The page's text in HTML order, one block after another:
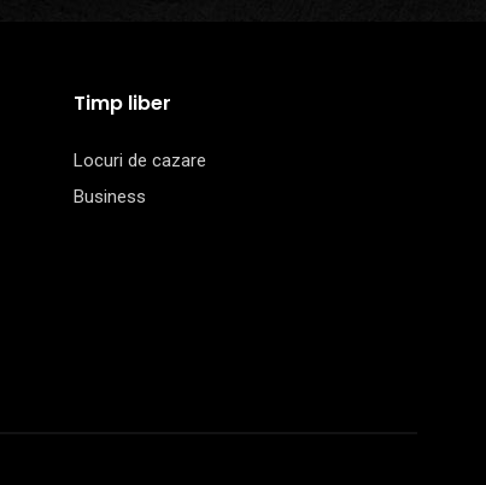
Timp liber
Locuri de cazare
Business